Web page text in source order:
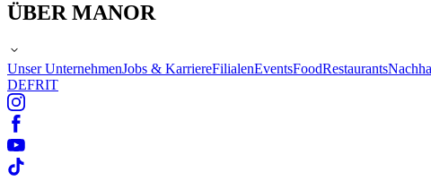
ÜBER MANOR
Unser UnternehmenJobs & KarriereFilialenEventsFoodRestaurants
DEFRIT